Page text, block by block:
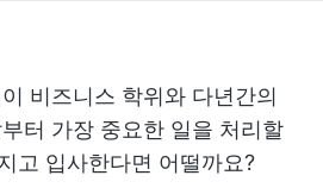
비즈니스 학위와 다년간의
터 가장 중요한 일을 처리할
고 입사한다면 어떨까요?